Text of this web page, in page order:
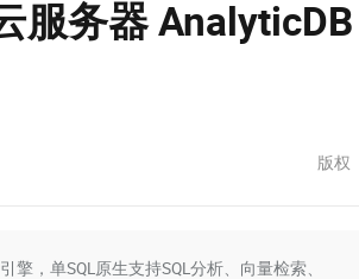
服务器 AnalyticDB
版权
，单SQL原生支持SQL分析、向量检索、